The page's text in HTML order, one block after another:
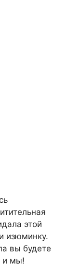
этой
изюминку.
вы будете
и мы!